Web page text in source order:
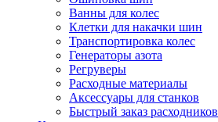
Ванны для колес
Клетки для накачки шин
Транспортировка колес
Генераторы азота
Регруверы
Расходные материалы
Аксессуары для станков
Быстрый заказ расходников